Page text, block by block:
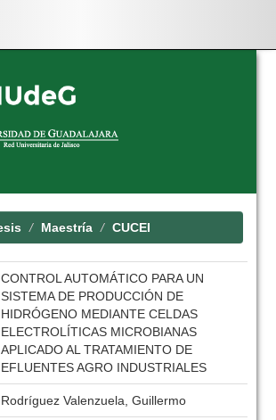
Maestría CUCEI
CONTROL AUTOMÁTICO PARA UN
SISTEMA DE PRODUCCIÓN DE
HIDRÓGENO MEDIANTE CELDAS
ELECTROLÍTICAS MICROBIANAS
APLICADO AL TRATAMIENTO DE
EFLUENTES AGRO INDUSTRIALES
Rodríguez Valenzuela, Guillermo